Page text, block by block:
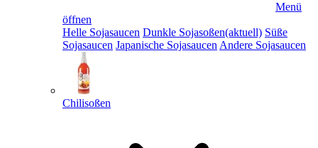
Menü
öffnen
Helle Sojasaucen Dunkle Sojasoßen(aktuell) Süße
Sojasaucen Japanische Sojasaucen Andere Sojasaucen
Chilisoßen